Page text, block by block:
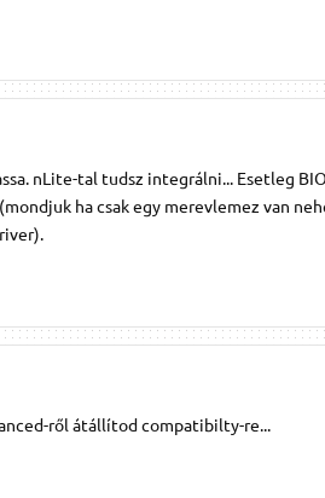
nLite-tal tudsz integrálni... Esetleg
ha csak egy merevlemez van
ről átállítod compatibilty-re...